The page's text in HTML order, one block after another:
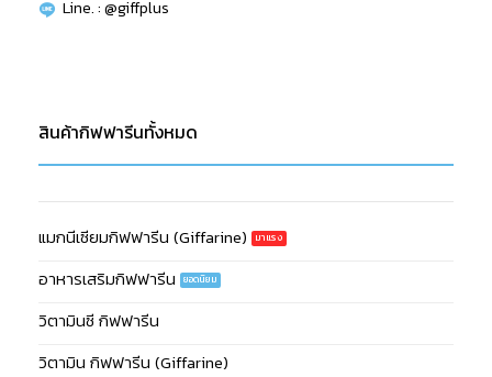
Line. : @giffplus
สินค้ากิฟฟารีนทั้งหมด
แมกนีเซียมกิฟฟารีน (Giffarine)
อาหารเสริมกิฟฟารีน
วิตามินซี กิฟฟารีน
วิตามิน กิฟฟารีน (Giffarine)